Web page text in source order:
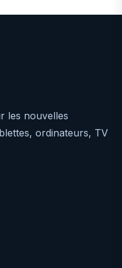
les nouvelles
ordinateurs, TV